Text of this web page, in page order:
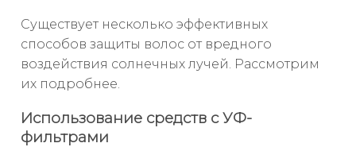
Существует несколько эффективных
способов защиты волос от вредного
воздействия солнечных лучей. Рассмотрим
их подробнее.
Использование средств с УФ-
фильтрами